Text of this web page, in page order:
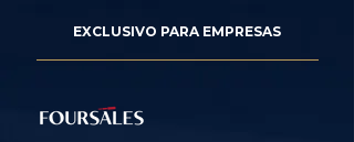
EXCLUSIVO PARA EMPRESAS